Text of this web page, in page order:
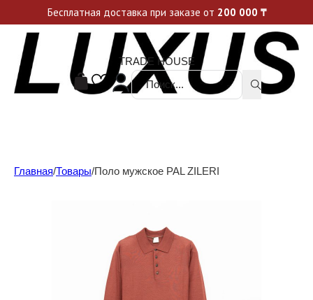
Уникальные акции и спецпредложения каждую неделю, не пропусти свой шанс
TRADE HOUSE
Поиск ...
Главная/Товары/Поло мужское PAL ZILERI
Бесплатная доставка при заказе от 200 000 ₸